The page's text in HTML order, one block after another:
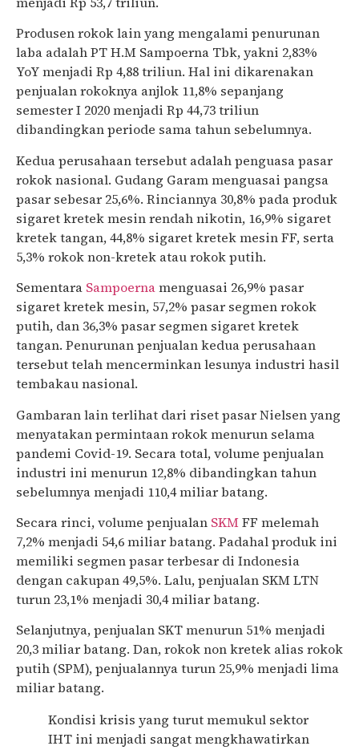
Produsen rokok lain yang mengalami penurunan
laba adalah PT H.M Sampoerna Tbk, yakni 2,83%
YoY menjadi Rp 4,88 triliun. Hal ini dikarenakan
penjualan rokoknya anjlok 11,8% sepanjang
semester I 2020 menjadi Rp 44,73 triliun
dibandingkan periode sama tahun sebelumnya.
Kedua perusahaan tersebut adalah penguasa pasar
rokok nasional. Gudang Garam menguasai pangsa
pasar sebesar 25,6%. Rinciannya 30,8% pada produk
sigaret kretek mesin rendah nikotin, 16,9% sigaret
kretek tangan, 44,8% sigaret kretek mesin FF, serta
5,3% rokok non-kretek atau rokok putih.
Sementara Sampoernamenguasai 26,9% pasar
sigaret kretek mesin, 57,2% pasar segmen rokok
putih, dan 36,3% pasar segmen sigaret kretek
tangan. Penurunan penjualan kedua perusahaan
tersebut telah mencerminkan lesunya industri hasil
tembakau nasional.
Gambaran lain terlihat dari riset pasar Nielsen yang
menyatakan permintaan rokok menurun selama
pandemi Covid-19. Secara total, volume penjualan
industri ini menurun 12,8% dibandingkan tahun
sebelumnya menjadi 110,4 miliar batang.
Secara rinci, volume penjualan SKMFF melemah
7,2% menjadi 54,6 miliar batang. Padahal produk ini
memiliki segmen pasar terbesar di Indonesia
dengan cakupan 49,5%. Lalu, penjualan SKM LTN
turun 23,1% menjadi 30,4 miliar batang.
Selanjutnya, penjualan SKT menurun 51% menjadi
20,3 miliar batang. Dan, rokok non kretek alias rokok
putih (SPM), penjualannya turun 25,9% menjadi lima
miliar batang.
Kondisi krisis yang turut memukul sektor
IHT ini menjadi sangat mengkhawatirkan